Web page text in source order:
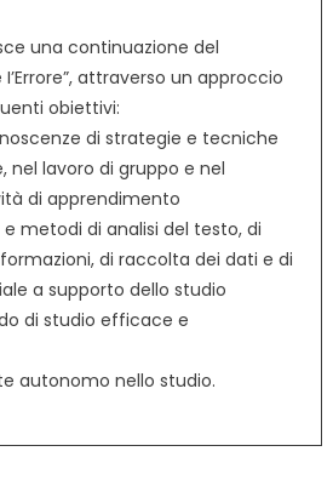
una continuazione del
attraverso un approccio
obiettivi:
di strategie e tecniche
nel lavoro di gruppo e nel
di apprendimento
metodi di analisi del testo, di
di raccolta dei dati e di
a supporto dello studio
di studio efficace e
autonomo nello studio.